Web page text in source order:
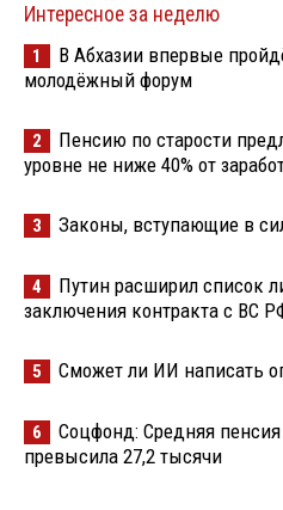
Интересное за неделю
1
В Абхазии впервые
молодёжный форум
2
Пенсию по старости
уровне не ниже 40% от
3 Законы, вступающие в
4
Путин расширил список
заключения контракта с ВС
5 Сможет ли ИИ написать
6
Соцфонд: Средняя
превысила 27,2 тысячи